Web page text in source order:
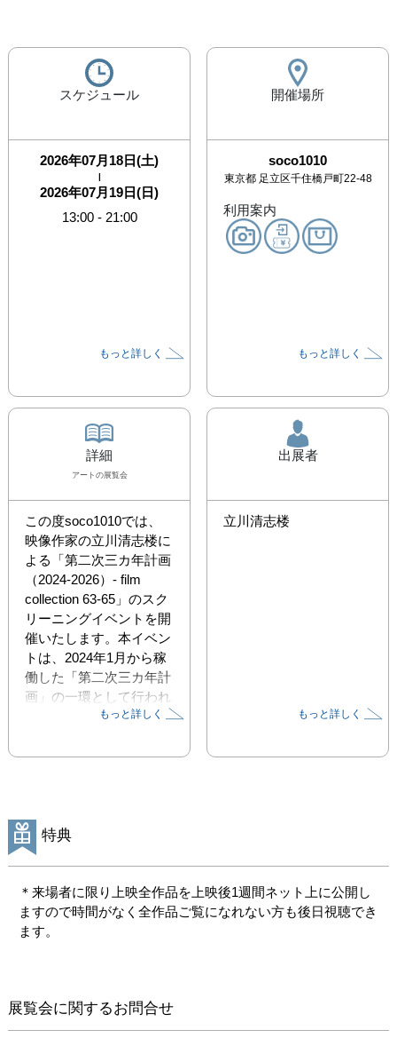
スケジュール
2026年07月18日(土)
|
2026年07月19日(日)
13:00- 21:00
もっと詳しく
開催場所
soco1010
東京都 足立区千住橋戸町22-48
利用案内
もっと詳しく
詳細
アート の展覧会
この度soco1010では、
映像作家の立川清志楼に
よる「第二次三カ年計画
（2024-2026）- film
collection 63-65」のスク
リーニングイベントを開
催いたします。本イベン
トは、2024年1月から稼
働した「第二次三カ年計
画」の一環として行われ
10回目の開催となりま
意味を持った「情報」と
客に「見るという行為そ
のもの」を体験させま
キ氏は「ほとんど動かな
いムービーは目を留めさ
せる粘着性があり、独特
での新作16本上映と作品
消費形態の一例として作
もっと詳しく
出展者
立川清志楼
もっと詳しく
特典
＊来場者に限り上映全作品を上映後1週間ネット上に公開し
ますので時間がなく全作品ご覧になれない方も後日視聴でき
ます。
展覧会に関するお問合せ